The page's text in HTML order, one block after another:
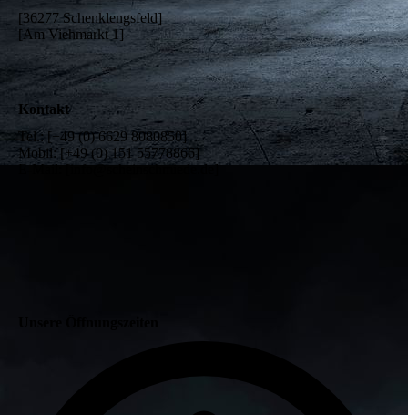
[36277 Schenklengsfeld]
[Am Viehmarkt 1]
Kontakt
Tel.: [+49 (0) 6629 8080850]
Mobil: [+49 (0) 151 55778866]
E-Mail: [info@scheinschmiede.de]